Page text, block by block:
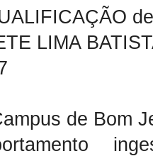
LIMA
de Bom